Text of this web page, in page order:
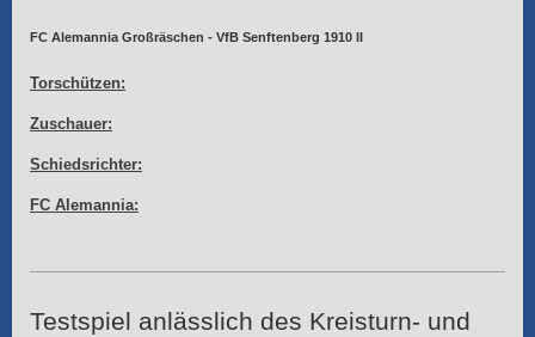
FC Alemannia Großräschen - VfB Senftenberg 1910 II
Torschützen:
Zuschauer:
Schiedsrichter:
FC Alemannia:
Testspiel anlässlich des Kreisturn- und